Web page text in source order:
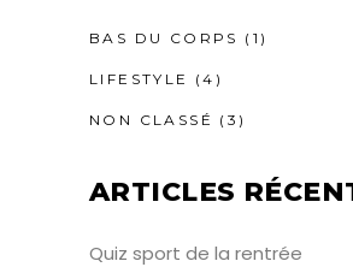
BAS DU CORPS (1)
LIFESTYLE (4)
NON CLASSÉ (3)
ARTICLES
Quiz sport de la rentrée